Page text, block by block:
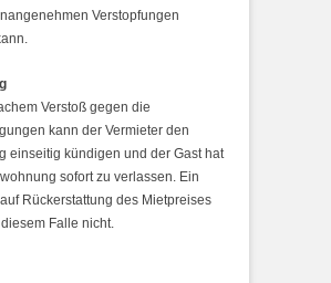
Verstopfungen
Verstoß gegen die
kann der Vermieter den
einseitig kündigen und der Gast hat
sofort zu verlassen. Ein
Rückerstattung des Mietpreises
Falle nicht.